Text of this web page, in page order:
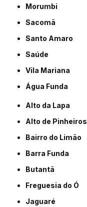
Morumbi
Sacomã
Santo Amaro
Saúde
Vila Mariana
Água Funda
Alto da Lapa
Alto de Pinheiros
Bairro do Limão
Barra Funda
Butantã
Freguesia do Ó
Jaguaré